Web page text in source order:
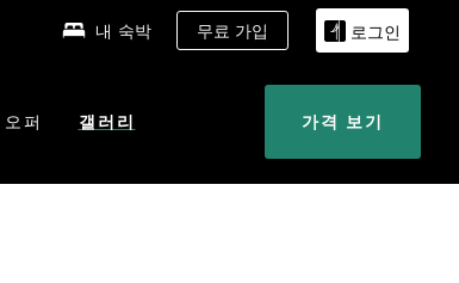
내 숙박 무료 가입 로그인
오퍼 갤러리 가격 보기